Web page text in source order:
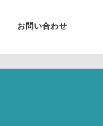
お問い合わせ